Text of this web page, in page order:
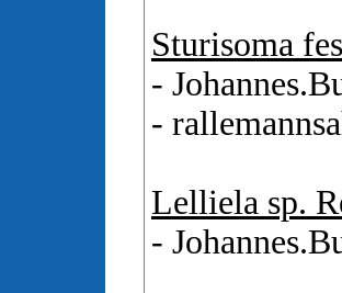
Sturisoma
-
-
Lelliela sp.
-